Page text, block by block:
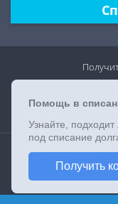
О компании
Форма обратной